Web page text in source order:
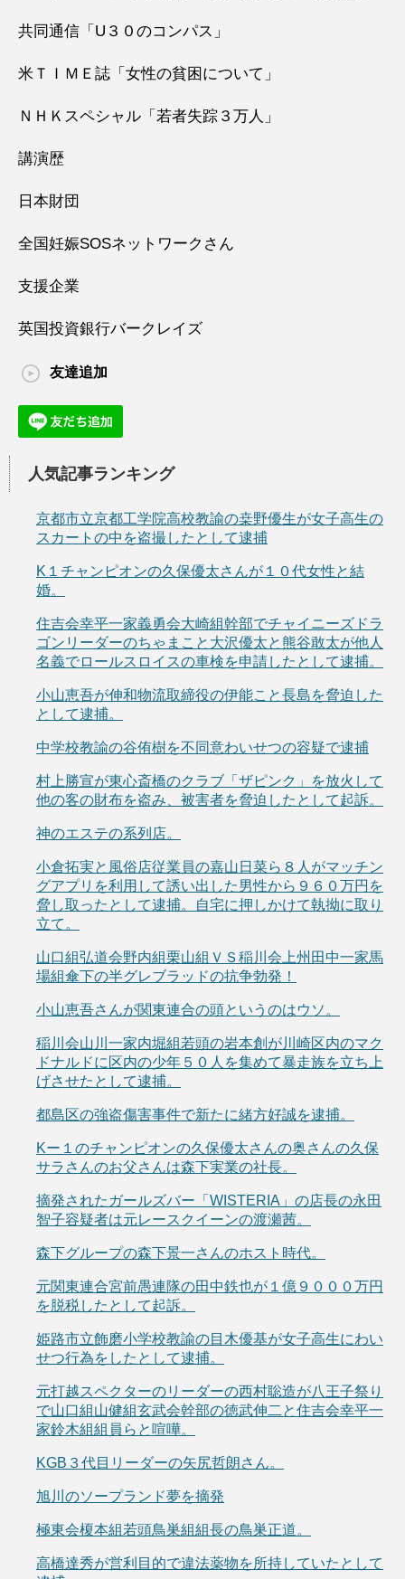
共同通信「U３０のコンパス」
米ＴＩＭＥ誌「女性の貧困について」
ＮＨＫスペシャル「若者失踪３万人」
講演歴
日本財団
全国妊娠SOSネットワークさん
支援企業
英国投資銀行バークレイズ
友達追加
人気記事ランキング
京都市立京都工学院高校教諭の桒野優生が女子高生の
スカートの中を盗撮したとして逮捕
K１チャンピオンの久保優太さんが１０代女性と結
婚。
住吉会幸平一家義勇会大崎組幹部でチャイニーズドラ
ゴンリーダーのちゃまこと大沢優太と熊谷敢太が他人
名義でロールスロイスの車検を申請したとして逮捕。
小山恵吾が伸和物流取締役の伊能こと長島を脅迫した
として逮捕。
中学校教諭の谷侑樹を不同意わいせつの容疑で逮捕
村上勝宣が東心斎橋のクラブ「ザピンク」を放火して
他の客の財布を盗み、被害者を脅迫したとして起訴。
神のエステの系列店。
小倉拓実と風俗店従業員の嘉山日菜ら８人がマッチン
グアプリを利用して誘い出した男性から９６０万円を
脅し取ったとして逮捕。自宅に押しかけて執拗に取り
立て。
山口組弘道会野内組栗山組ＶＳ稲川会上州田中一家馬
場組傘下の半グレブラッドの抗争勃発！
小山恵吾さんが関東連合の頭というのはウソ。
稲川会山川一家内堀組若頭の岩本創が川崎区内のマク
ドナルドに区内の少年５０人を集めて暴走族を立ち上
げさせたとして逮捕。
都島区の強盗傷害事件で新たに緒方好誠を逮捕。
Kー１のチャンピオンの久保優太さんの奥さんの久保
サラさんのお父さんは森下実業の社長。
摘発されたガールズバー「WISTERIA」の店長の永田
智子容疑者は元レースクイーンの渡瀬茜。
森下グループの森下景一さんのホスト時代。
元関東連合宮前愚連隊の田中鉄也が１億９０００万円
を脱税したとして起訴。
姫路市立飾磨小学校教諭の目木優基が女子高生にわい
せつ行為をしたとして逮捕。
元打越スペクターのリーダーの西村聡造が八王子祭り
で山口組山健組玄武会幹部の徳武伸二と住吉会幸平一
家鈴木組組員らと喧嘩。
KGB３代目リーダーの矢尻哲朗さん。
旭川のソープランド夢を摘発
極東会榎本組若頭鳥巣組組長の鳥巣正道。
高橋達秀が営利目的で違法薬物を所持していたとして